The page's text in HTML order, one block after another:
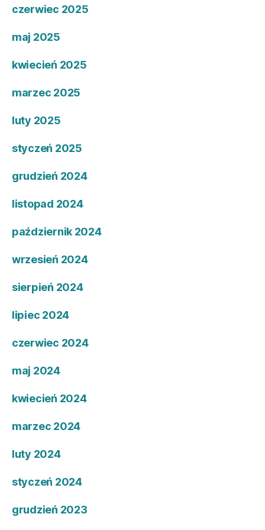
czerwiec 2025
maj 2025
kwiecień 2025
marzec 2025
luty 2025
styczeń 2025
grudzień 2024
listopad 2024
październik 2024
wrzesień 2024
sierpień 2024
lipiec 2024
czerwiec 2024
maj 2024
kwiecień 2024
marzec 2024
luty 2024
styczeń 2024
grudzień 2023